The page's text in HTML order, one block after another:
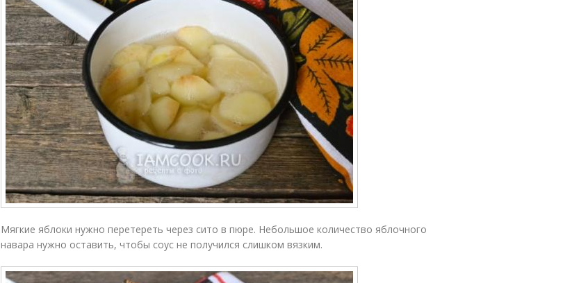
Мягкие яблоки нужно перетереть через сито в пюре. Небольшое количество яблочного
навара нужно оставить, чтобы соус не получился слишком вязким.